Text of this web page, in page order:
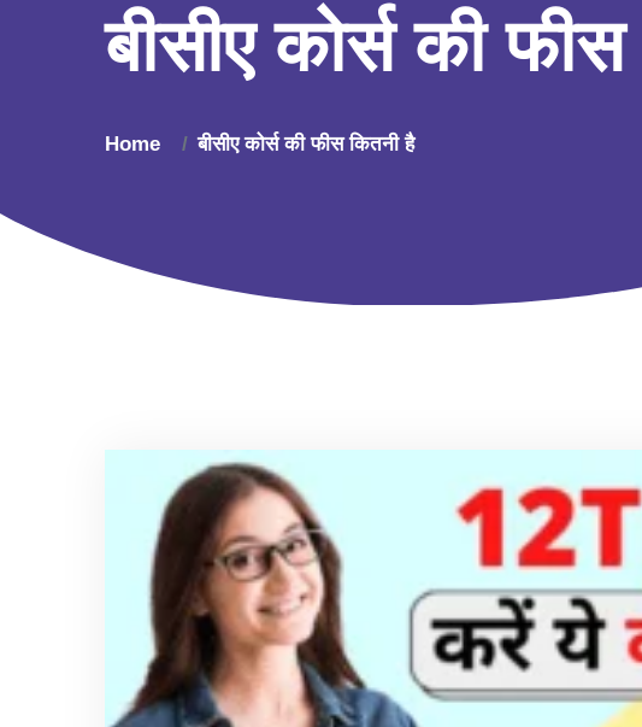
बीसीए कोर्स की
Home बीसीए कोर्स की फीस कितनी है